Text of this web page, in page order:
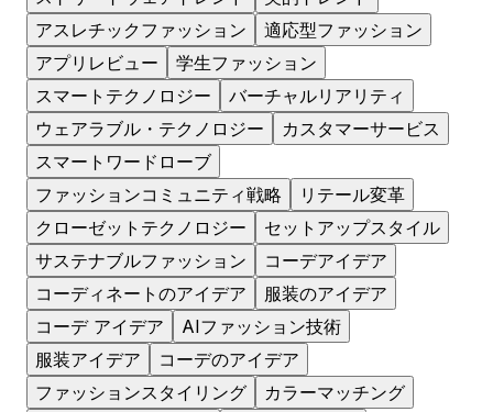
アスレチックファッション
適応型ファッション
アプリレビュー
学生ファッション
スマートテクノロジー
バーチャルリアリティ
ウェアラブル・テクノロジー
カスタマーサービス
スマートワードローブ
ファッションコミュニティ戦略
リテール変革
クローゼットテクノロジー
セットアップスタイル
サステナブルファッション
コーデアイデア
コーディネートのアイデア
服装のアイデア
コーデ アイデア
AIファッション技術
服装アイデア
コーデのアイデア
ファッションスタイリング
カラーマッチング